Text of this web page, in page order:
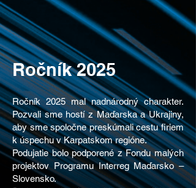
Ročník 2025
Ročník 2025 mal nadnárodný charakter.
Pozvali sme hostí z Maďarska a Ukrajiny,
aby sme spoločne preskúmali cestu firiem
k úspechu v Karpatskom regióne.
Podujatie bolo podporené z Fondu malých
projektov Programu Interreg Maďarsko –
Slovensko.